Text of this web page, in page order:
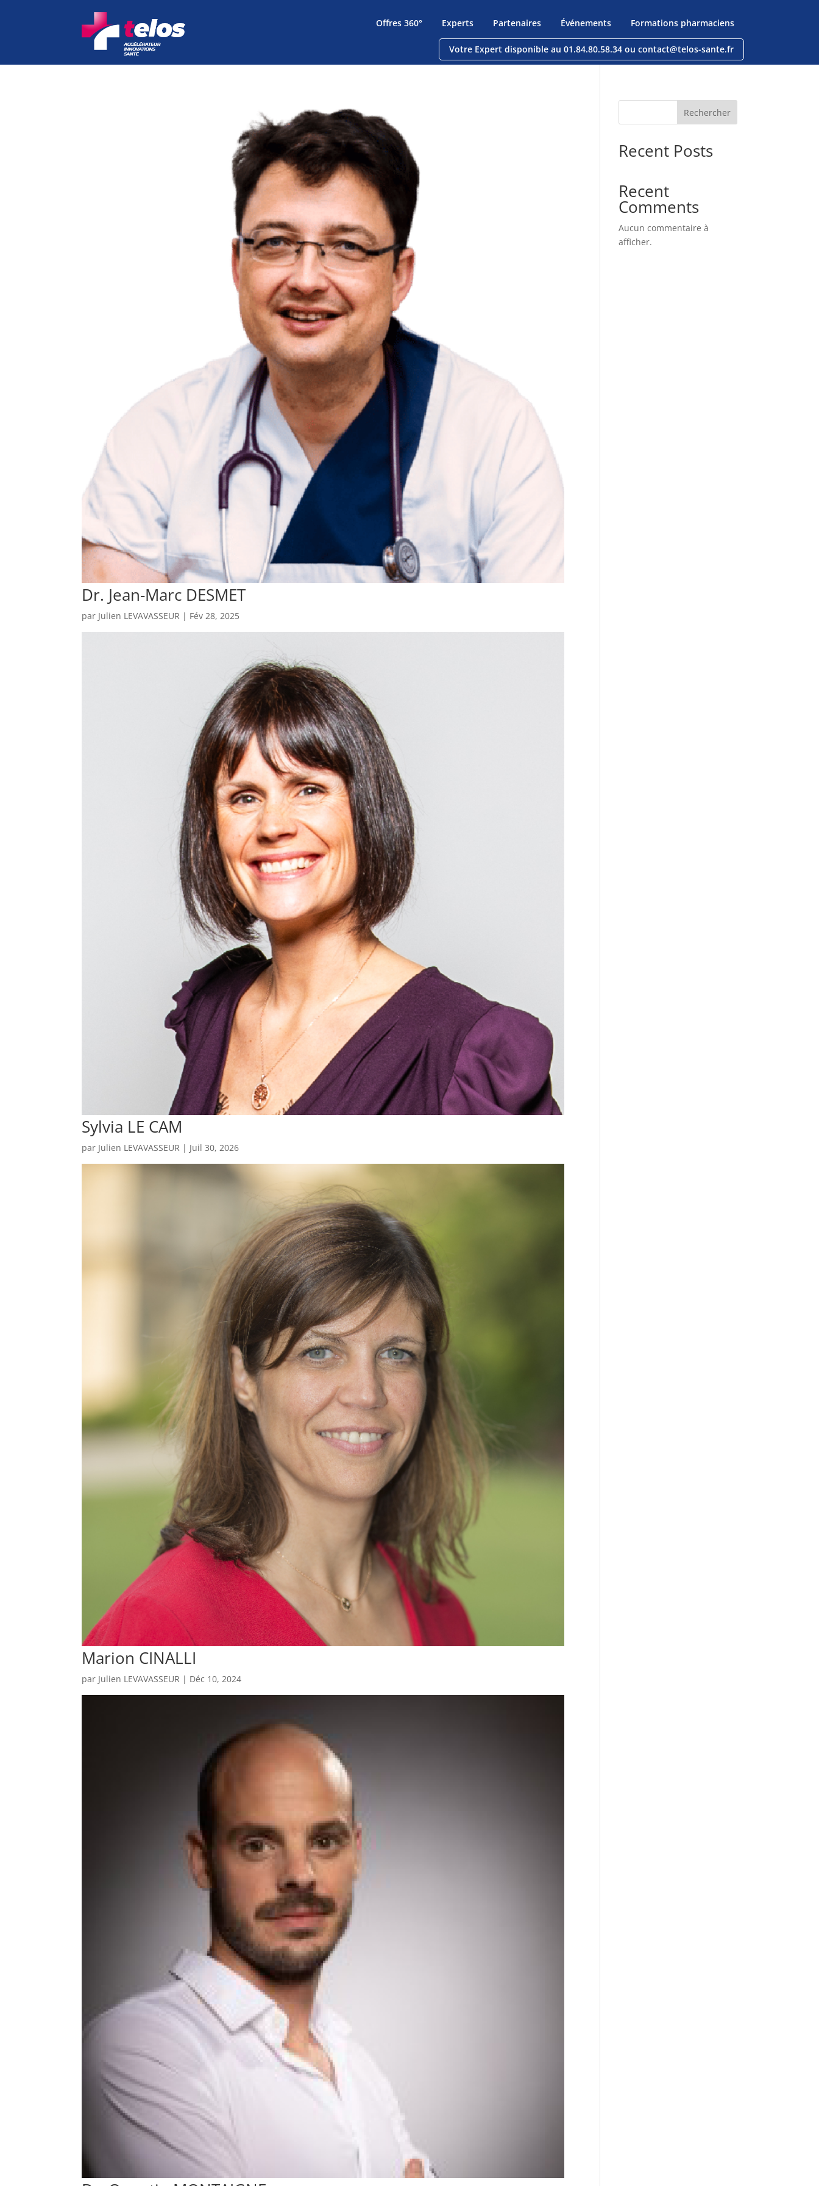
Offres 360° Experts Partenaires Événements Formations pharmaciens
Votre Expert disponible au 01.84.80.58.34 ou contact@telos-sante.fr
Dr. Jean-Marc DESMET
par Julien LEVAVASSEUR | Fév 28, 2025
Sylvia LE CAM
par Julien LEVAVASSEUR | Juil 30, 2026
Marion CINALLI
par Julien LEVAVASSEUR | Déc 10, 2024
Rechercher
Recent Posts
Recent
Comments
Aucun commentaire à
afficher.